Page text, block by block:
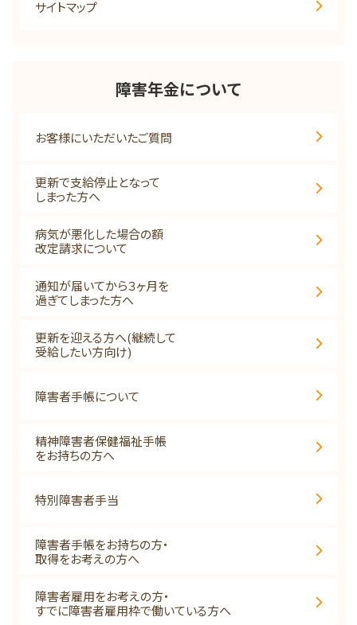
サイトマップ
障害年金について
お客様にいただいたご質問
更新で支給停止となって
しまった方へ
病気が悪化した場合の額
改定請求について
通知が届いてから３ヶ月を
過ぎてしまった方へ
更新を迎える方へ(継続して
受給したい方向け)
障害者手帳について
精神障害者保健福祉手帳
をお持ちの方へ
特別障害者手当
障害者手帳をお持ちの方・
取得をお考えの方へ
障害者雇用をお考えの方・
すでに障害者雇用枠で働いている方へ